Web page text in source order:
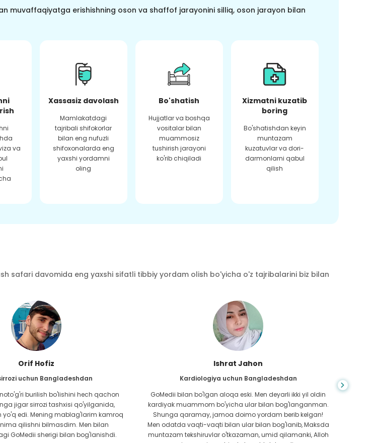
muvaffaqiyatga erishishning oson va shaffof jarayonini silliq, oson jarayon bilan
va
Xassasiz davolash
Mamlakatdagi
tajribali shifokorlar
bilan eng nufuzli
shifoxonalarda eng
yaxshi yordamni
oling
Bo'shatish
Hujjatlar va boshqa
vositalar bilan
muammosiz
tushirish jarayoni
ko'rib chiqiladi
Xizmatni kuzatib
boring
Bo'shatishdan keyin
muntazam
kuzatuvlar va dori-
darmonlarni qabul
qilish
safari davomida eng yaxshi sifatli tibbiy yordam olish bo'yicha o'z tajribalarini biz bilan
Orif Hofiz
uchun Bangladeshdan
burilish bo'lishini hech qachon
jigar sirrozi tashxisi qo'yilganida,
edi. Mening mablag'larim kamroq
qilishni bilmasdim. Men bilan
GoMedii sherigi bilan bog'lanishdi.
Ishrat Jahon
Kardiologiya uchun Bangladeshdan
GoMedii bilan bo'lgan aloqa eski. Men deyarli ikki yil oldin
kardiyak muammom bo'yicha ular bilan bog'langanman.
Shunga qaramay, jamoa doimo yordam berib kelgan!
Men odatda vaqti-vaqti bilan ular bilan bog'lanib, Maksda
muntazam tekshiruvlar o'tkazaman, umid qilamanki, Alloh